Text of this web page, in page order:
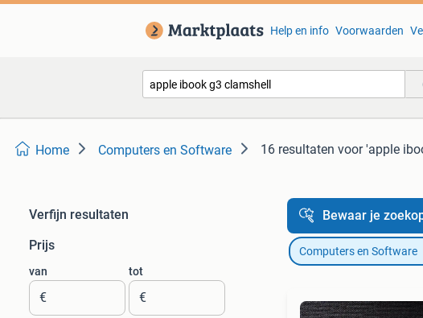
Help en info Voorwaarden
Home Computers en Software 16 resultaten voor 'apple
Verfijn resultaten
Prijs
van
€
tot
€
Bewaar je
Computers en Software